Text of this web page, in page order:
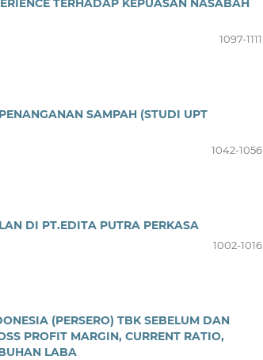
TERHADAP KEPUASAN NASABAH
1097-1111
SAMPAH (STUDI UPT
1042-1056
DI PT.EDITA PUTRA PERKASA
1002-1016
(PERSERO) TBK SEBELUM DAN
PROFIT MARGIN, CURRENT RATIO,
LABA